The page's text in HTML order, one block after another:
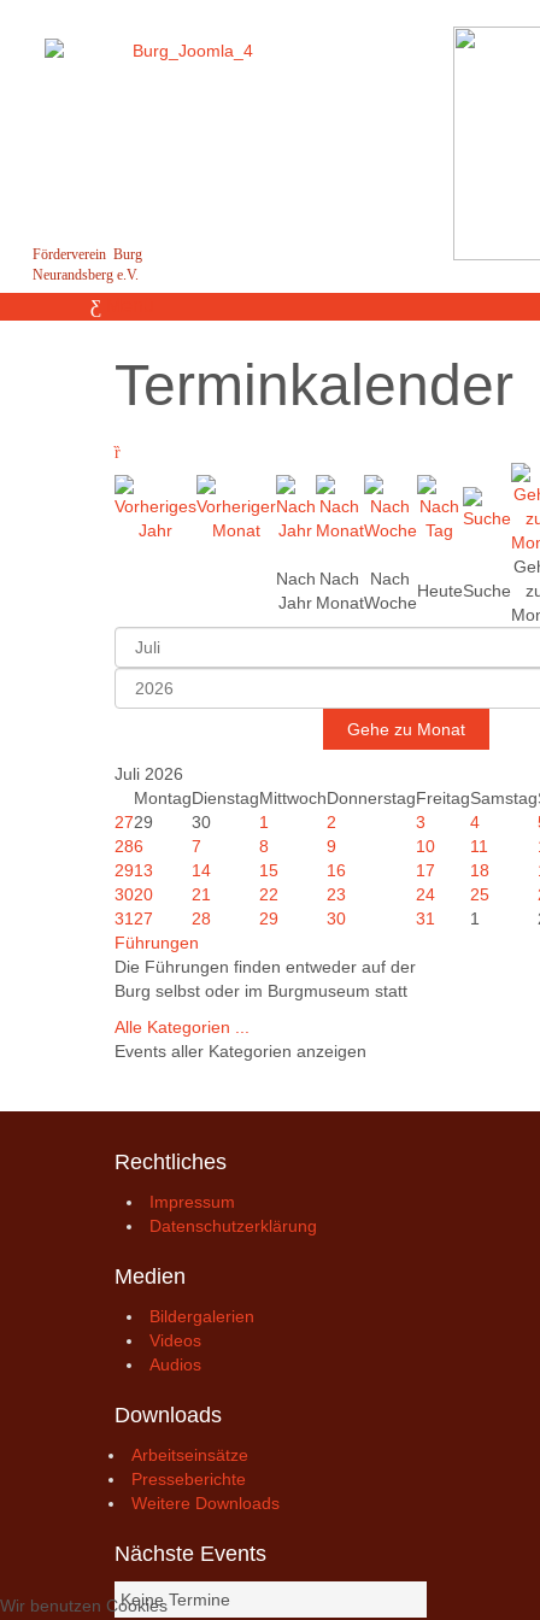
Förderverein Burg
Neurandsberg e.V.
Terminkalender
Nach
Jahr
Nach
Monat
Nach
Woche
HeuteSuche
Gehe zu Monat
Juli 2026
MontagDienstagMittwochDonnerstagFreitagSamstag
2729 30 1 2 3 4
286 7 8 9 10 11
2913 14 15 16 17 18
3020 21 22 23 24 25
31 27 28 29 30 31 1
Führungen
Die Führungen finden entweder auf der
Burg selbst oder im Burgmuseum statt
Alle Kategorien ...
Events aller Kategorien anzeigen
Rechtliches
Impressum
Datenschutzerklärung
Medien
Bildergalerien
Videos
Audios
Downloads
Arbeitseinsätze
Presseberichte
Weitere Downloads
Nächste Events
Keine Termine
Wir benutzen Cookies